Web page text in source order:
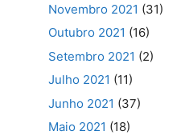
Novembro 2021 (31)
Outubro 2021 (16)
Setembro 2021 (2)
Julho 2021 (11)
Junho 2021 (37)
Maio 2021 (18)